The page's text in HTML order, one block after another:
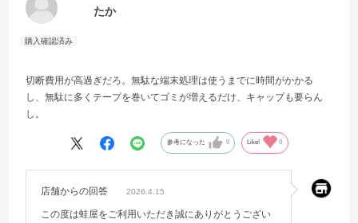
たか
切断費用が高過ぎだろ。無駄な端末処理は使うまでに時間がかかる
し、無駄に多くテープを巻いてゴミが増えるだけ、キャップも要らん
し。
参考になった 0 Like! 0
店舗からの回答 2026.4.15
この度は蛙屋をご利用いただき誠にありがとうござい